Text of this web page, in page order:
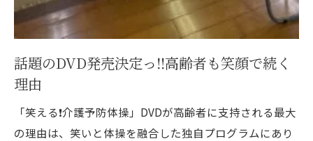
話題のDVD発売決定っ‼️高齢者も笑顔で続く
理由
「笑える❗️介護予防体操」DVDが高齢者に支持される最大
の理由は、笑いと体操を融合した独自プログラムにあり